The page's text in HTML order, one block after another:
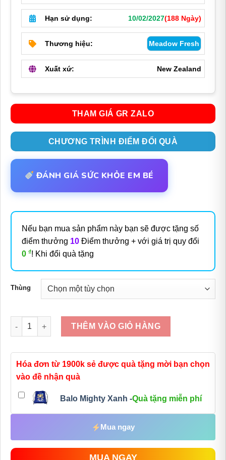
Hạn sử dụng: 10/02/2027(188 Ngày)
Thương hiệu: Meadow Fresh
Xuất xứ: New Zealand
THAM GIÁ GR ZALO
CHƯƠNG TRÌNH ĐIỂM ĐỔI QUÀ
ĐÁNH GIÁ SỨC KHỎE EM BÉ
Nếu bạn mua sản phẩm này bạn sẽ được tặng số
điểm thưởng 10 Điểm thưởng + với giá trị quy đổi
0 ₫! Khi đổi quà tặng
Thùng
Số lượng
THÊM VÀO GIỎ HÀNG
Hóa đơn từ 1900k sẻ được quà tặng mời bạn chọn
vào đề nhận quà
Balo Mighty Xanh -Quà tặng miễn phí
Mua ngay
MUA NGAY